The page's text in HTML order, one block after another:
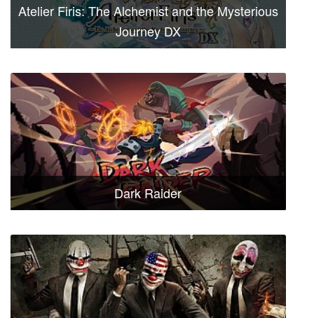
Atelier Firis: The Alchemist and the Mysterious
Journey DX
Dark Raider